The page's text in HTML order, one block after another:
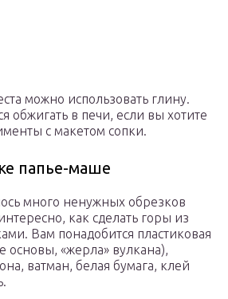
можно использовать глину.
обжигать в печи, если вы хотите
с макетом сопки.
папье-маше
много ненужных обрезков
как сделать горы из
Вам понадобится пластиковая
основы, «жерла» вулкана),
ватман, белая бумага, клей